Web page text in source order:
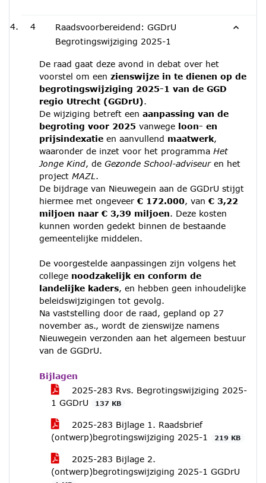
4
Raadsvoorbereidend: GGDrU
Begrotingswijziging 2025-1
De raad gaat deze avond in debat over het
voorstel om een zienswijze in te dienen op de
begrotingswijziging 2025-1 van de GGD
regio Utrecht (GGDrU).
De wijziging betreft een aanpassing van de
begroting voor 2025 vanwege loon- en
prijsindexatie en aanvullend maatwerk,
waaronder de inzet voor het programma Het
Jonge Kind, de Gezonde School-adviseuren het
project MAZL .
De bijdrage van Nieuwegein aan de GGDrU stijgt
hiermee met ongeveer € 172.000, van € 3,22
miljoen naar € 3,39 miljoen. Deze kosten
kunnen worden gedekt binnen de bestaande
gemeentelijke middelen.
De voorgestelde aanpassingen zijn volgens het
college noodzakelijk en conform de
landelijke kaders, en hebben geen inhoudelijke
beleidswijzigingen tot gevolg.
Na vaststelling door de raad, gepland op 27
november as., wordt de zienswijze namens
Nieuwegein verzonden aan het algemeen bestuur
van de GGDrU.
Bijlagen
2025-283 Rvs. Begrotingswijziging 2025-
1 GGDrU
137 KB
2025-283 Bijlage 1. Raadsbrief
(ontwerp)begrotingswijziging 2025-1
219 KB
2025-283 Bijlage 2.
(ontwerp)begrotingswijziging 2025-1 GGDrU